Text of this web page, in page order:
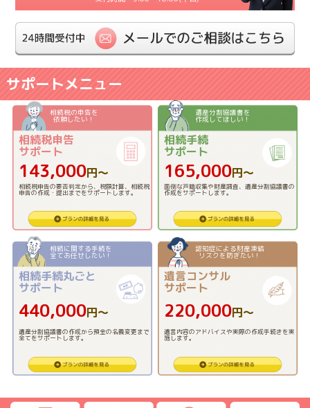
サポートメニュー
相続税の申告を
依頼したい！
相続税申告
サポート
143,000円〜
相続税申告の要否判定から、税額計算、相続税
申告の作成・提出までをサポートします。
遺産分割協議書を
作成してほしい！
相続手続
サポート
165,000円〜
面倒な戸籍収集や財産調査、遺産分割協議書の
作成をサポートします。
相続に関する手続を
全てお任せしたい！
相続手続丸ごと
サポート
440,000円〜
遺産分割協議書の作成から預金の名義変更まで
全てをサポートします。
認知症による財産凍結
リスクを防ぎたい！
遺言コンサル
サポート
220,000円〜
遺言内容のアドバイスや実際の作成手続きを実
施します。